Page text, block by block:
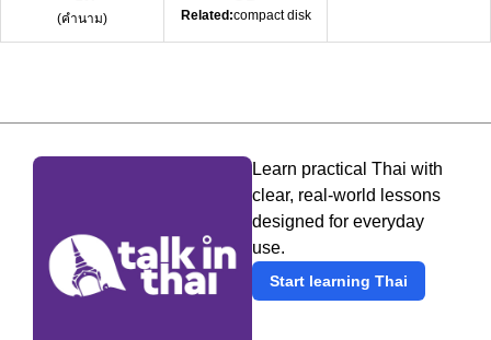
(คำนาม) Related:compact disk
Learn practical Thai with
clear, real-world lessons
designed for everyday
use.
Start learning Thai